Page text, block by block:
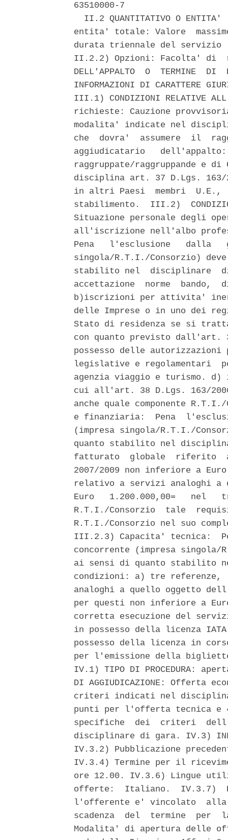
63510000-7
II.2 QUANTITATIVO O ENTITA'
entita' totale: Valore
durata triennale del servizio
II.2.2) Opzioni: Facolta' di
DELL'APPALTO  O  TERMINE
INFORMAZIONI DI CARATTERE
III.1) CONDIZIONI RELATIVE
richieste: Cauzione
modalita' indicate nel
che  dovra'  assumere  il
aggiudicatario   dell'appalto:
raggruppate/raggruppande e
disciplina art. 37 D.Lgs.
in altri Paesi  membri
stabilimento.  III.2)
Situazione personale
all'iscrizione nell'albo
Pena   l'esclusione   dalla
singola/R.T.I./Consorzio)
stabilito nel  disciplinare
accettazione  norme
b)iscrizioni per attivita'
delle Imprese o in uno dei
Stato di residenza se si
con quanto previsto dall'art.
possesso delle
legislative e
agenzia viaggio e turismo.
cui all'art. 38 D.Lgs. 163/
anche quale componente
e finanziaria:  Pena
(impresa singola/R.T.I./
quanto stabilito nel
fatturato  globale  riferito
2007/2009 non inferiore a
relativo a servizi analoghi a
Euro   1.200.000,00=   nel
R.T.I./Consorzio  tale
R.T.I./Consorzio nel suo
III.2.3) Capacita' tecnica:
concorrente (impresa singola/
ai sensi di quanto stabilito
condizioni: a) tre
analoghi a quello oggetto
per questi non inferiore a
corretta esecuzione del
in possesso della licenza
possesso della licenza in
per l'emissione della
IV.1) TIPO DI PROCEDURA:
DI AGGIUDICAZIONE: Offerta
criteri indicati nel
punti per l'offerta tecnica e
specifiche  dei  criteri
disciplinare di gara. IV.3)
IV.3.2) Pubblicazione
IV.3.4) Termine per il
ore 12.00. IV.3.6) Lingue
offerte:  Italiano.  IV.3.7)
l'offerente e' vincolato
scadenza  del  termine
Modalita' di apertura delle